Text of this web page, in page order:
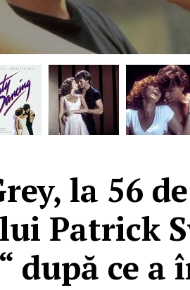
la 56
Patrick
după ce a